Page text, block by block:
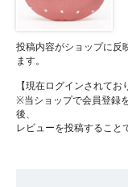
投稿内容がショップに反
ます。
【現在ログインされてお
※当ショップで会員登録
後、
レビューを投稿すること